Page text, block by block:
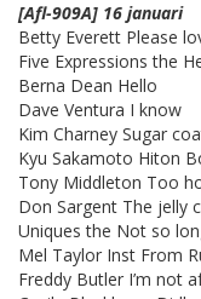
[Afl-909A] 16 januari
Betty Everett Please
Five Expressions the
Berna Dean Hello
Dave Ventura I know
Kim Charney Sugar
Kyu Sakamoto Hiton
Tony Middleton Too
Don Sargent The jelly
Uniques the Not so
Mel Taylor Inst From
Freddy Butler I’m not